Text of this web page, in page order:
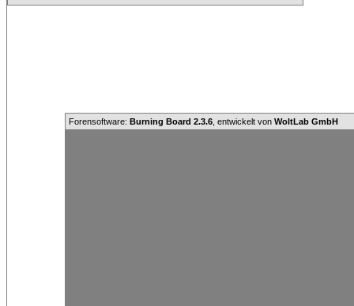
Forensoftware: Burning Board 2.3.6, entwickelt von WoltLab GmbH